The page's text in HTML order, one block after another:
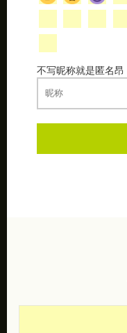
不写昵称就是匿名昂